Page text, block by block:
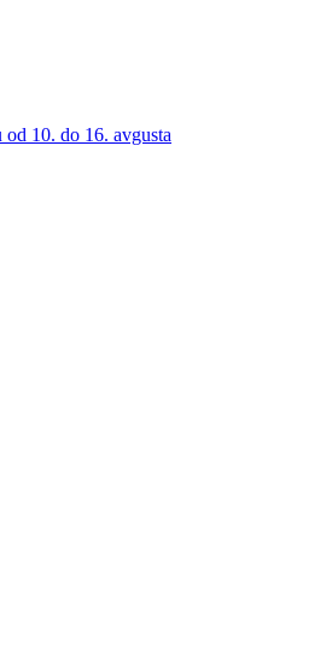
10. do 16. avgusta